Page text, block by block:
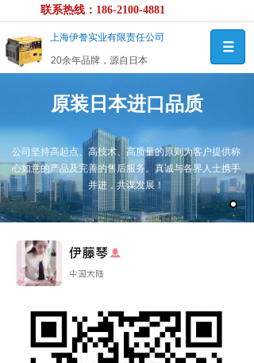
联系热线：186-2100-4881
上海伊誊实业有限责任公司
20余年品牌，源自日本
原装日本进口品质
公司坚持高起点、高技术、高质量的原则为客户提供称
心如意的产品及完善的售后服务。真诚与各界人士携手
并进，共谋发展！